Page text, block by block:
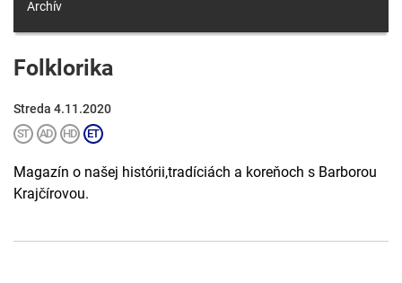
Archív
Folklorika
Streda 4.11.2020
Magazín o našej histórii,tradíciách a koreňoch s Barborou
Krajčírovou.